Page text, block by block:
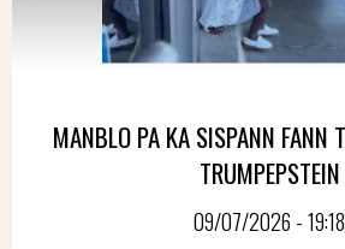
MANBLO PA KA SISPANN FANN
TRUMPEPSTEIN
09/07/2026 - 19:18